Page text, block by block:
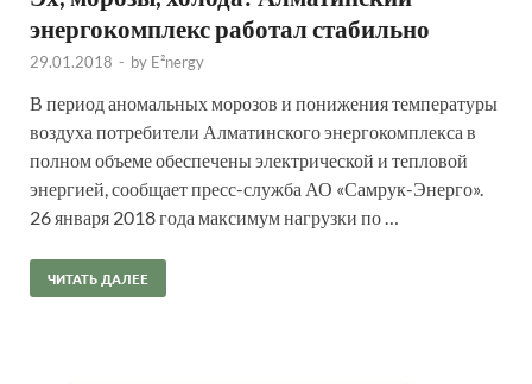
энергокомплекс работал стабильно
29.01.2018 - by E²nergy
В период аномальных морозов и понижения температуры
воздуха потребители Алматинского энергокомплекса в
полном объеме обеспечены электрической и тепловой
энергией, сообщает пресс-служба АО «Самрук-Энерго».
26 января 2018 года максимум нагрузки по …
ЧИТАТЬ ДАЛЕЕ